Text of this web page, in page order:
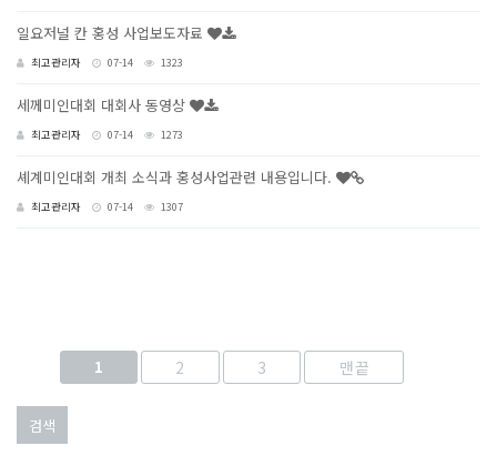
일요저널 칸 홍성 사업보도자료
최고관리자 07-14 1323
세께미인대회 대회사 동영상
최고관리자 07-14 1273
셰계미인대회 개최 소식과 홍성사업관련 내용입니다.
최고관리자 07-14 1307
1 2 3 맨끝
검색